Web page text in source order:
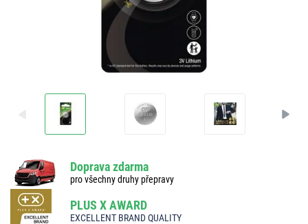
Doprava zdarma
pro všechny druhy přepravy
PLUS X AWARD
EXCELLENT BRAND QUALITY